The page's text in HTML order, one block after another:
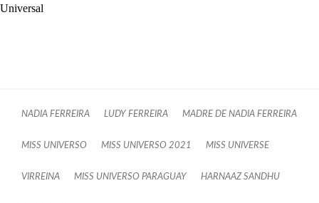
Universal
NADIA FERREIRA LUDY FERREIRA MADRE DE NADIA FERREIRA
MISS UNIVERSO MISS UNIVERSO 2021 MISS UNIVERSE
VIRREINA MISS UNIVERSO PARAGUAY HARNAAZ SANDHU